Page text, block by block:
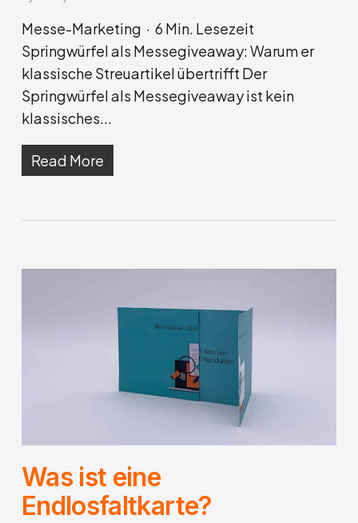
Messe-Marketing · 6 Min. Lesezeit
Springwürfel als Messegiveaway: Warum er
klassische Streuartikel übertrifft Der
Springwürfel als Messegiveaway ist kein
klassisches...
Read More
Was ist eine
Endlosfaltkarte?